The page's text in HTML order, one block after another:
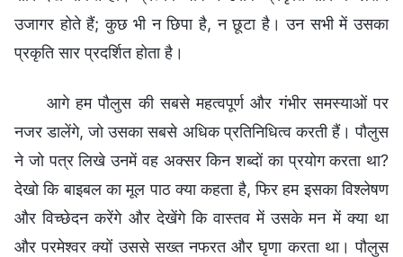
उजागर होते हैं; कुछ भी न छिपा है, न छूटा है। उन सभी में उसका
प्रकृति सार प्रदर्शित होता है।
आगे हम पौलुस की सबसे महत्वपूर्ण और गंभीर समस्याओं पर
नजर डालेंगे, जो उसका सबसे अधिक प्रतिनिधित्व करती हैं। पौलुस
ने जो पत्र लिखे उनमें वह अक्सर किन शब्दों का प्रयोग करता था?
देखो कि बाइबल का मूल पाठ क्या कहता है, फिर हम इसका विश्लेषण
और विच्छेदन करेंगे और देखेंगे कि वास्तव में उसके मन में क्या था
और परमेश्वर क्यों उससे सख्त नफरत और घृणा करता था। पौलुस